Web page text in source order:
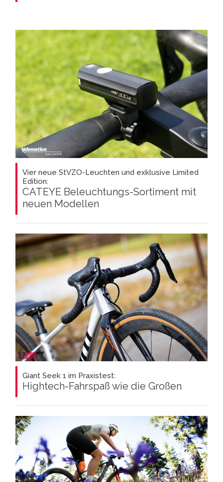
Vier neue StVZO-Leuchten und exklusive Limited
Edition:
CATEYE Beleuchtungs-Sortiment mit
neuen Modellen
Giant Seek 1 im Praxistest:
Hightech-Fahrspaß wie die Großen